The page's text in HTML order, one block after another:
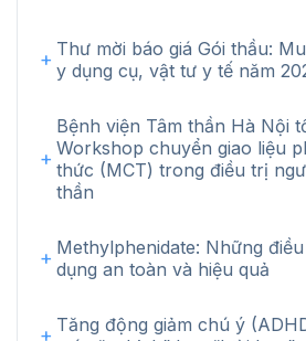
Thư mời báo giá Gói thầu:
y dụng cụ, vật tư y tế năm
Bệnh viện Tâm thần Hà Nội
Workshop chuyển giao liệu
thức (MCT) trong điều trị
thần
Methylphenidate: Những
dụng an toàn và hiệu quả
Tăng động giảm chú ý